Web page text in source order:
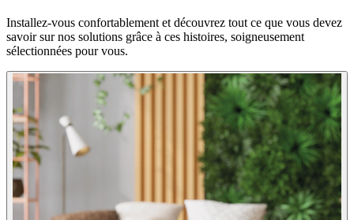
Installez-vous confortablement et découvrez tout ce que vous devez
savoir sur nos solutions grâce à ces histoires, soigneusement
sélectionnées pour vous.